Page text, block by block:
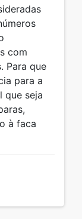
com
Para que
para a
que seja
à faca